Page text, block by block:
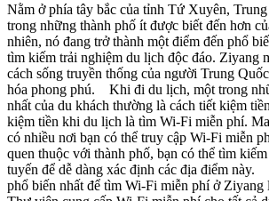
Nằm ở phía tây bắc của tỉnh Tứ Xuyên,
trong những thành phố ít được biết đến hơn
nhiên, nó đang trở thành một điểm đến phổ
tìm kiếm trải nghiệm du lịch độc đáo. Ziyang
cách sống truyền thống của người Trung
hóa phong phú. Khi đi du lịch, một trong
nhất của du khách thường là cách tiết kiệm
kiệm tiền khi du lịch là tìm Wi-Fi miễn phí.
có nhiều nơi bạn có thể truy cập Wi-Fi miễn
quen thuộc với thành phố, bạn có thể tìm
tuyến để dễ dàng xác định các địa điểm
phổ biến nhất để tìm Wi-Fi miễn phí ở